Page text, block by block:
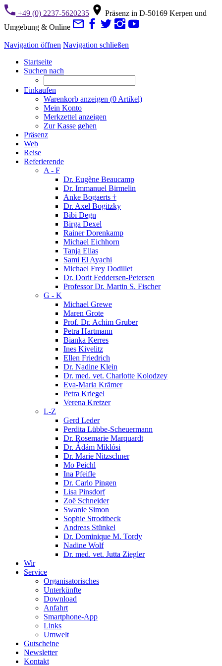
+49 (0) 2237-5620235
Präsenz in D-50169 Kerpen und
Umgebung & Online
Navigation öffnen Navigation schließen
Startseite
Suchen nach
Einkaufen
Warenkorb anzeigen (0 Artikel)
Mein Konto
Merkzettel anzeigen
Zur Kasse gehen
Präsenz
Web
Reise
Referierende
A - F
Dr. Eugène Beaucamp
Dr. Immanuel Birmelin
Anke Bogaerts †
Dr. Axel Bogitzky
Bibi Degn
Birga Dexel
Rainer Dorenkamp
Michael Eichhorn
Tanja Elias
Sami El Ayachi
Michael Frey Dodillet
Dr. Dorit Feddersen-Petersen
Professor Dr. Martin S. Fischer
G - K
Michael Grewe
Maren Grote
Prof. Dr. Achim Gruber
Petra Hartmann
Bianka Kerres
Ines Kivelitz
Ellen Friedrich
Dr. Nadine Klein
Dr. med. vet. Charlotte Kolodzey
Eva-Maria Krämer
Petra Kriegel
Verena Kretzer
L-Z
Gerd Leder
Perdita Lübbe-Scheuermann
Dr. Rosemarie Marquardt
Dr. Ádám Miklósi
Dr. Marie Nitzschner
Mo Peichl
Ina Pfeifle
Dr. Carlo Pingen
Lisa Pinsdorf
Zoë Schneider
Swanie Simon
Sophie Strodtbeck
Andreas Stünkel
Dr. Dominique M. Tordy
Nadine Wolf
Dr. med. vet. Jutta Ziegler
Wir
Service
Organisatorisches
Unterkünfte
Download
Anfahrt
Smartphone-App
Links
Umwelt
Gutscheine
Newsletter
Kontakt